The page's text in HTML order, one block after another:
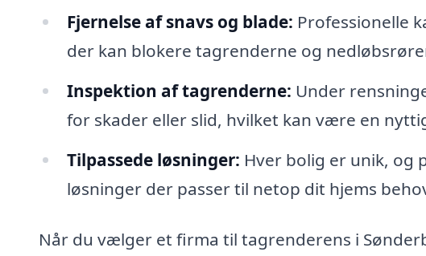
Fjernelse af snavs og blade: Professionelle
der kan blokere tagrenderne og
Inspektion af tagrenderne: Under
for skader eller slid, hvilket kan være en
Tilpassede løsninger: Hver bolig er unik, og
løsninger der passer til netop dit hjems
Når du vælger et firma til tagrenderens i